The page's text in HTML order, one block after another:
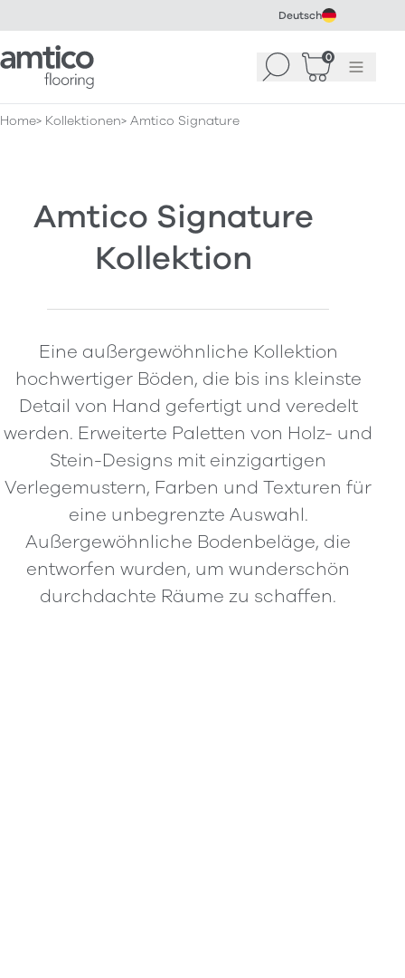
Deutsch
Amtico Flooring Suchen 0
WarenkorbMenü
Home Kollektionen Amtico Signature
Amtico Signature
Kollektion
Eine außergewöhnliche Kollektion
hochwertiger Böden, die bis ins kleinste
Detail von Hand gefertigt und veredelt
werden. Erweiterte Paletten von Holz- und
Stein-Designs mit einzigartigen
Verlegemustern, Farben und Texturen für
eine unbegrenzte Auswahl.
Außergewöhnliche Bodenbeläge, die
entworfen wurden, um wunderschön
durchdachte Räume zu schaffen.